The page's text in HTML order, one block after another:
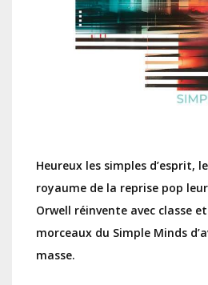
Heureux les simples d’esprit,
royaume de la reprise pop
Orwell réinvente avec classe
morceaux du Simple Minds
masse.